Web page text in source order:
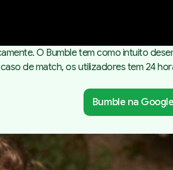
O Bumble tem como intuito
dematch, os utilizadores tem 24
Bumble na